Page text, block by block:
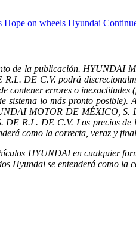
Hope on wheels Hyundai
de la publicación.
R.L. DE C.V. podrá
contener errores o
lo más pronto posible).
MOTOR DE MÉXICO,
R.L. DE C.V. Los precios de
como la correcta, veraz y
HYUNDAI en cualquier
Hyundai se entenderá como la